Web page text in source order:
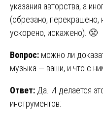
указания авторства, а
(обрезано, перекрашено,
ускорено, искажено). 😤
Вопрос: можно ли
музыка — ваши, и что с
Ответ: Да. И делается
инструментов: